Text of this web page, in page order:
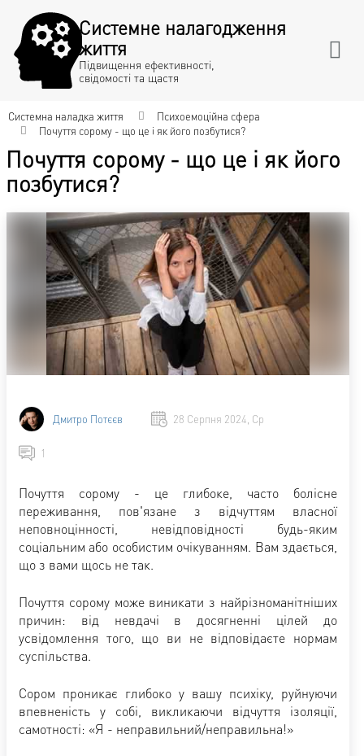
Системне налагодження
життя
Підвищення ефективності,
свідомості та щастя
Системна наладка життя
Психоемоційна сфера
Почуття сорому - що це і як його позбутися?
Почуття сорому - що це і як його
позбутися?
Дмитро Потєєв 28 Серпня 2024, Ср
1
Почуття сорому - це глибоке, часто болісне
переживання, пов'язане з відчуттям власної
неповноцінності, невідповідності будь-яким
соціальним або особистим очікуванням. Вам здається,
що з вами щось не так.
Почуття сорому може виникати з найрізноманітніших
причин: від невдачі в досягненні цілей до
усвідомлення того, що ви не відповідаєте нормам
суспільства.
Сором проникає глибоко у вашу психіку, руйнуючи
впевненість у собі, викликаючи відчуття ізоляції,
самотності: «Я - неправильний/неправильна!»